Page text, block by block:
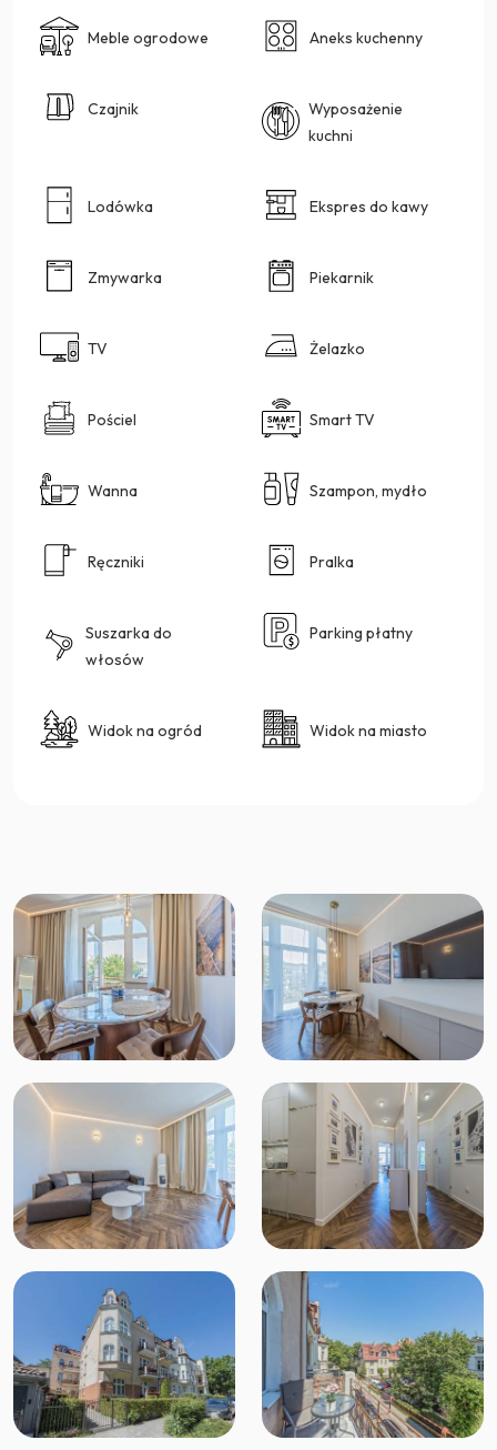
Meble ogrodowe Aneks kuchenny
Czajnik
Wyposażenie
kuchni
Lodówka Ekspres do kawy
Zmywarka Piekarnik
TV Żelazko
Pościel Smart TV
Wanna Szampon, mydło
Ręczniki Pralka
Suszarka do
włosów
Parking płatny
Widok na ogród Widok na miasto